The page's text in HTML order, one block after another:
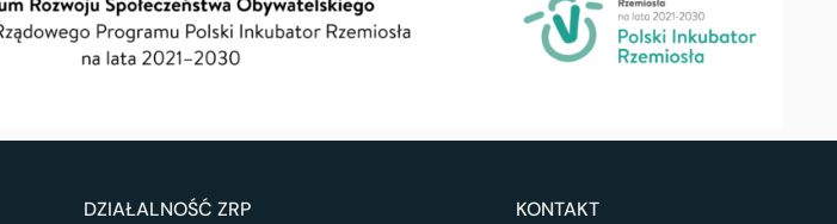
DZIAŁALNOŚĆ ZRP KONTAKT